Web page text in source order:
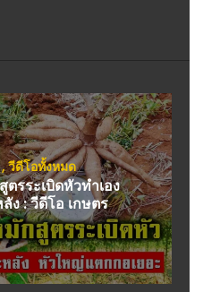
,วีดีโอทั้งหมด
รระเบิดหัวทำเอง
ง : วีดีโอ เกษตร